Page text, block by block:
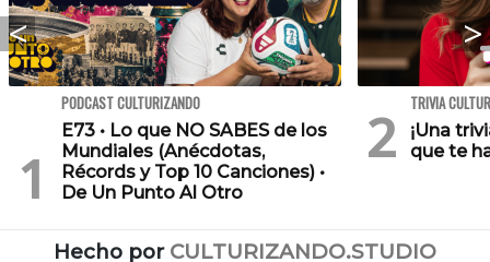
PODCAST CULTURIZANDO
E73 • Lo que NO SABES de los
Mundiales (Anécdotas,
Récords y Top 10 Canciones) •
De Un Punto Al Otro
TRIVIA
¡Una
que te
Hecho por CULTURIZANDO.STUDIO